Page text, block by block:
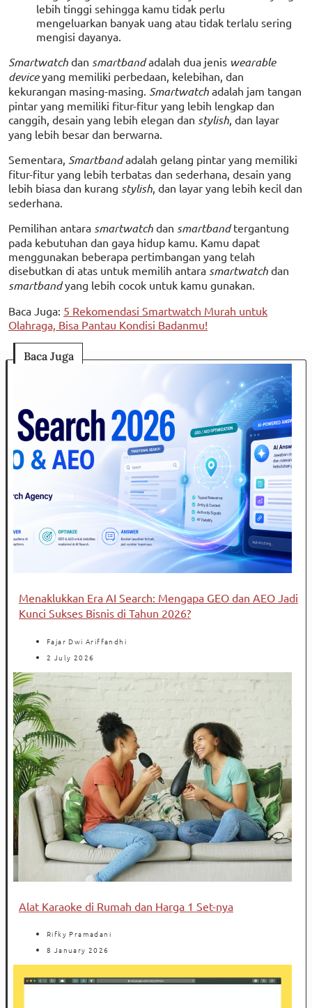
lebih tinggi sehingga kamu tidak perlu
mengeluarkan banyak uang atau tidak terlalu sering
mengisi dayanya.
Smartwatch dan smartbandadalah dua jenis wearable
deviceyang memiliki perbedaan, kelebihan, dan
kekurangan masing-masing. Smartwatch adalah jam tangan
pintar yang memiliki fitur-fitur yang lebih lengkap dan
canggih, desain yang lebih elegan dan stylish, dan layar
yang lebih besar dan berwarna.
Sementara, Smartbandadalah gelang pintar yang memiliki
fitur-fitur yang lebih terbatas dan sederhana, desain yang
lebih biasa dan kurang stylish, dan layar yang lebih kecil dan
sederhana.
Pemilihan antara smartwatch dan smartbandtergantung
pada kebutuhan dan gaya hidup kamu. Kamu dapat
menggunakan beberapa pertimbangan yang telah
disebutkan di atas untuk memilih antara smartwatch dan
smartbandyang lebih cocok untuk kamu gunakan.
Baca Juga: 5 Rekomendasi Smartwatch Murah untuk
Olahraga, Bisa Pantau Kondisi Badanmu!
Baca Juga
Menaklukkan Era AI Search: Mengapa GEO dan AEO Jadi
Kunci Sukses Bisnis di Tahun 2026?
Fajar Dwi Ariffandhi
2 July 2026
Alat Karaoke di Rumah dan Harga 1 Set-nya
Rifky Pramadani
8 January 2026